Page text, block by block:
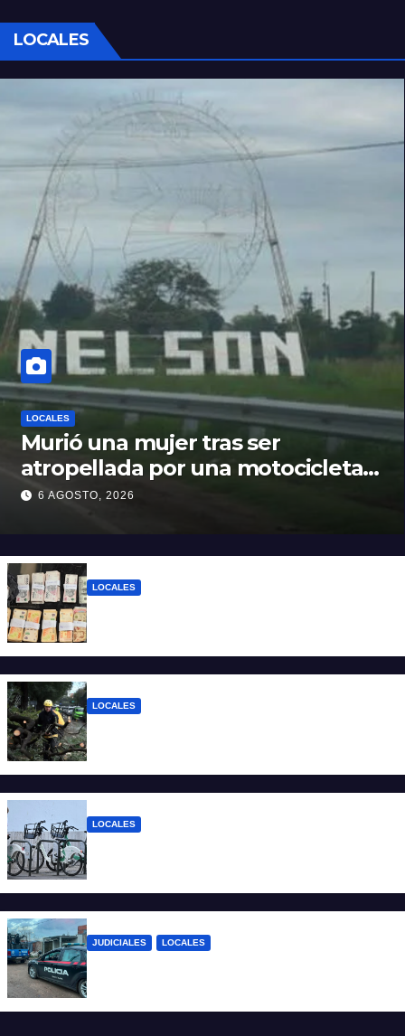
LOCALES
LOCALES
Murió una mujer tras ser
atropellada por una motocicleta
en Nelson
6 AGOSTO, 2026
LOCALES
LOCALES
LOCALES
JUDICIALES LOCALES